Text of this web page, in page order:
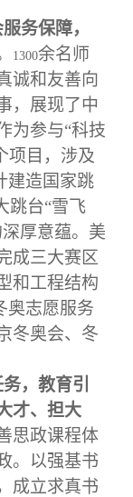
务保障，
1300余名师
诚和友善向
，展现了中
为参与“科技
项目，涉及
建造国家跳
跳台“雪飞
厚意蕴。美
成三大赛区
和工程结构
奥志愿服务
冬奥会、冬
，教育引
才、担大
思政课程体
。 以强基书
成立求真书